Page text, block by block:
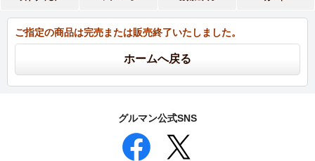
ご指定の商品は完売または販売終了いたしました。
グルマン公式SNS